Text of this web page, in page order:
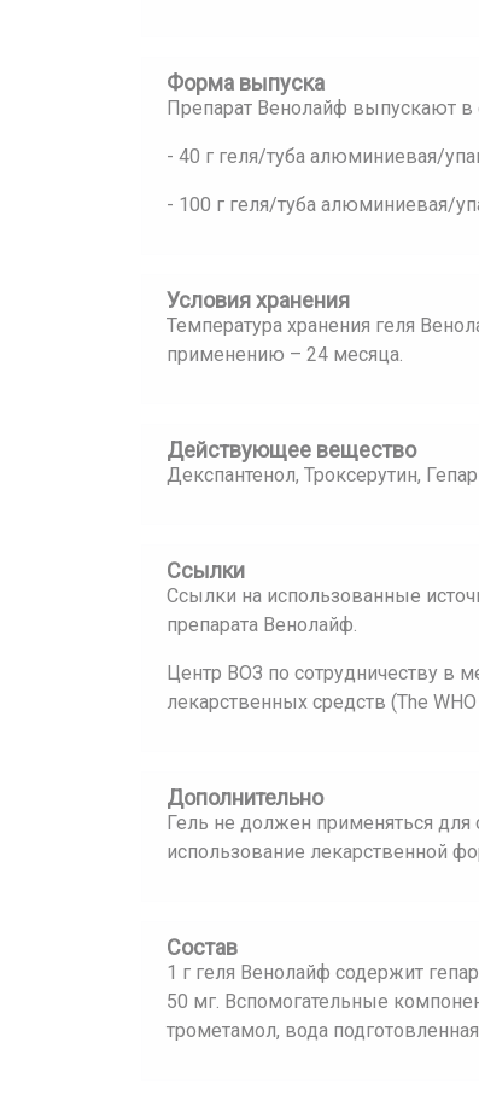
Форма выпуска
Препарат Венолайф выпускают
- 40 г геля/туба алюминиевая/
- 100 г геля/туба алюминиевая/
Условия хранения
Температура хранения геля
применению – 24 месяца.
Действующее вещество
Декспантенол, Троксерутин,
Ссылки
Ссылки на использованные
препарата Венолайф.
Центр ВОЗ по сотрудничеству в
лекарственных средств (The
Дополнительно
Гель не должен применяться для
использование лекарственной
Состав
1 г геля Венолайф содержит
50 мг. Вспомогательные
трометамол, вода